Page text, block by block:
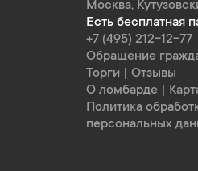
Москва,
Есть бесплатная
+7 (495) 212-12-77
Обращение
Торги
Отзывы
О ломбарде
Политика
персональных